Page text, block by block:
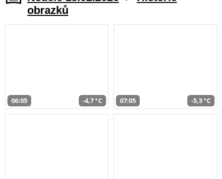
obrazků
06:05 -4,7 °C 07:05 -5,3 °C